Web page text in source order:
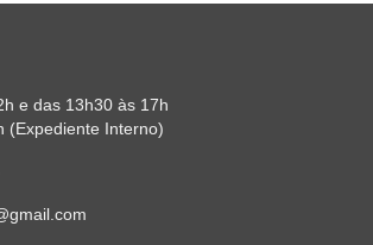
e das 13h30 às 17h
(Expediente Interno)